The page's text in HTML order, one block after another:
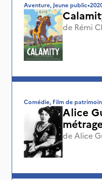
Aventure, Jeune public•
de Rémi
Comédie, Film de
Alice
de Alice